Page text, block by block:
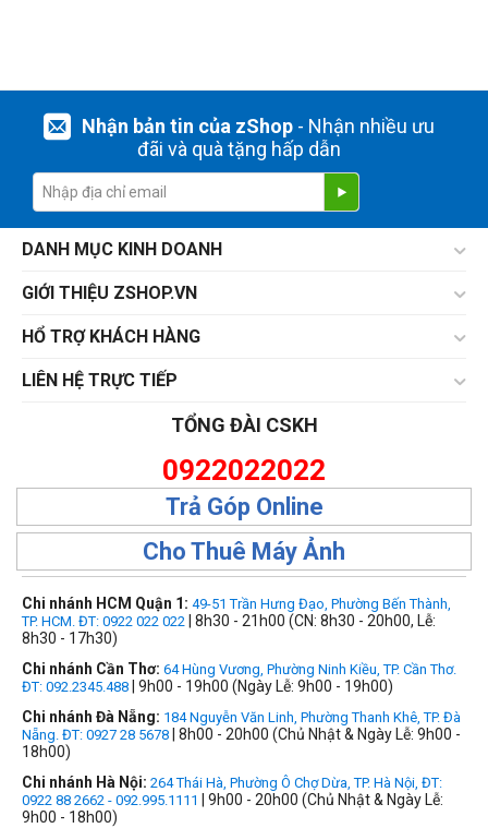
Nhận bản tin của zShop- Nhận nhiều ưu
đãi và quà tặng hấp dẫn
DANH MỤC KINH DOANH
GIỚI THIỆU ZSHOP.VN
HỔ TRỢ KHÁCH HÀNG
LIÊN HỆ TRỰC TIẾP
TỔNG ĐÀI CSKH
0922022022
Trả Góp Online
Cho Thuê Máy Ảnh
Chi nhánh HCM Quận 1: 49-51 Trần Hưng Đạo, Phường Bến Thành,
TP. HCM. ĐT: 0922 022 022 | 8h30 - 21h00 (CN: 8h30 - 20h00, Lễ:
8h30 - 17h30)
Chi nhánh Cần Thơ: 64 Hùng Vương, Phường Ninh Kiều, TP. Cần Thơ.
ĐT: 092.2345.488 | 9h00 - 19h00 (Ngày Lễ: 9h00 - 19h00)
Chi nhánh Đà Nẵng: 184 Nguyễn Văn Linh, Phường Thanh Khê, TP. Đà
Nẵng. ĐT: 0927 28 5678 | 8h00 - 20h00 (Chủ Nhật & Ngày Lễ: 9h00 -
18h00)
Chi nhánh Hà Nội: 264 Thái Hà, Phường Ô Chợ Dừa, TP. Hà Nội, ĐT:
0922 88 2662 - 092.995.1111
| 9h00 - 20h00 (Chủ Nhật & Ngày Lễ:
9h00 - 18h00)